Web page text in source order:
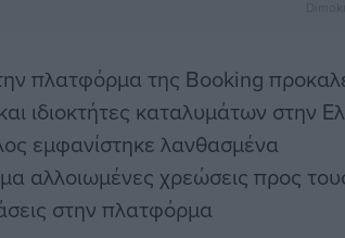
πλατφόρμα της Booking
ιδιοκτήτες καταλυμάτων στην
εμφανίστηκε λανθασμένα
αλλοιωμένες χρεώσεις προς
στην πλατφόρμα